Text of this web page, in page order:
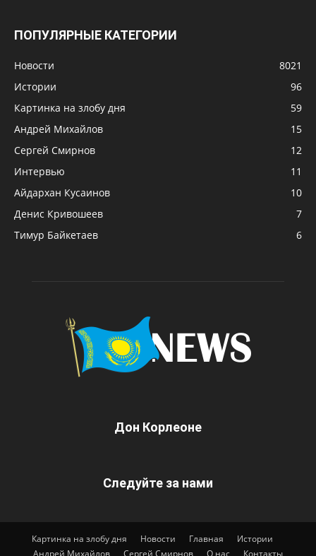
ПОПУЛЯРНЫЕ КАТЕГОРИИ
Новости
8021
Истории
96
Картинка на злобу дня
59
Андрей Михайлов
15
Сергей Смирнов
12
Интервью
11
Айдархан Кусаинов
10
Денис Кривошеев
7
Тимур Байкетаев
6
Дон Корлеоне
Следуйте за нами
Картинка на злобу дня Новости Главная
Истории
Андрей Михайлов
Сергей Смирнов О нас Контакты